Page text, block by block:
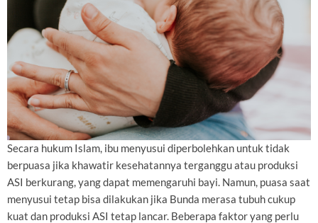
Secara hukum Islam, ibu menyusui diperbolehkan untuk tidak
berpuasa jika khawatir kesehatannya terganggu atau produksi
ASI berkurang, yang dapat memengaruhi bayi. Namun, puasa saat
menyusui tetap bisa dilakukan jika Bunda merasa tubuh cukup
kuat dan produksi ASI tetap lancar. Beberapa faktor yang perlu